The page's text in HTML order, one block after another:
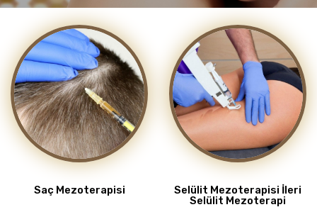
Saç Mezoterapisi
Selülit Mezoterapisi İleri
Selülit Mezoterapi